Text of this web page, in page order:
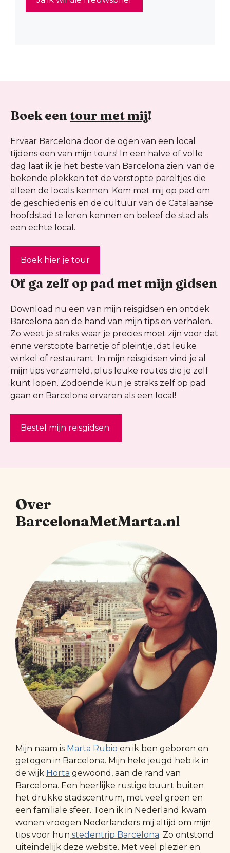
Boek een tour met mij!
Ervaar Barcelona door de ogen van een local
tijdens een van mijn tours! In een halve of volle
dag laat ik je het beste van Barcelona zien: van de
bekende plekken tot de verstopte pareltjes die
alleen de locals kennen. Kom met mij op pad om
de geschiedenis en de cultuur van de Catalaanse
hoofdstad te leren kennen en beleef de stad als
een echte local.
Boek hier je tour
Of ga zelf op pad met mijn gidsen
Download nu een van mijn reisgidsen en ontdek
Barcelona aan de hand van mijn tips en verhalen.
Zo weet je straks waar je precies moet zijn voor dat
enne verstopte barretje of pleintje, dat leuke
winkel of restaurant. In mijn reisgidsen vind je al
mijn tips verzameld, plus leuke routes die je zelf
kunt lopen. Zodoende kun je straks zelf op pad
gaan en Barcelona ervaren als een local!
Bestel mijn reisgidsen
Over
BarcelonaMetMarta.nl
Mijn naam is Marta Rubio en ik ben geboren en
getogen in Barcelona. Mijn hele jeugd heb ik in
de wijk Horta gewoond, aan de rand van
Barcelona. Een heerlijke rustige buurt buiten
het drukke stadscentrum, met veel groen en
een familiale sfeer. Toen ik in Nederland kwam
wonen vroegen Nederlanders mij altijd om mijn
tips voor hun stedentrip Barcelona. Zo ontstond
uiteindelijk deze website. Met veel plezier en